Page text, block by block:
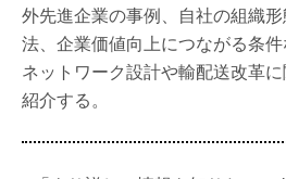
外先進企業の事例、自社の組織
法、企業価値向上につながる条
ネットワーク設計や輸配送改革
紹介する。